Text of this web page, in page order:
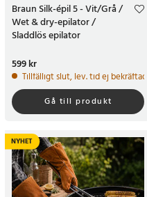
Braun Silk-épil 5 - Vit/Grå /
Wet & dry-epilator /
Sladdlös epilator
Pris:599 kr
599 kr
Tillfälligt slut, lev. tid ej bekräftad.
Gå till produkt
NYHET